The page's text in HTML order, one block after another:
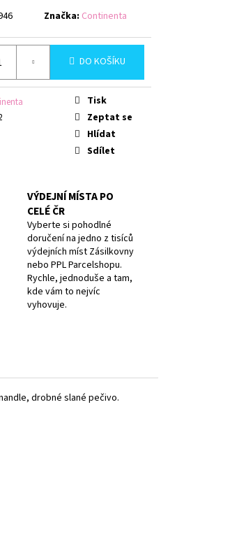
Značka: Continenta
DO KOŠÍKU
Tisk
Zeptat se
Hlídat
Sdílet
VÝDEJNÍ MÍSTA PO
CELÉ ČR
Vyberte si pohodlné
doručení na jedno z tisíců
výdejních míst Zásilkovny
nebo PPL Parcelshopu.
Rychle, jednoduše a tam,
kde vám to nejvíc
vyhovuje.
drobné slané pečivo.